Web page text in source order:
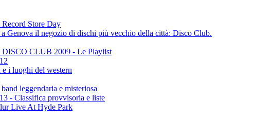
Store Day
Genova il negozio di dischi più vecchio della città: Disco Club.
CLUB 2009 - Le Playlist
i luoghi del western
leggendaria e misteriosa
- Classifica provvisoria e liste
Live At Hyde Park